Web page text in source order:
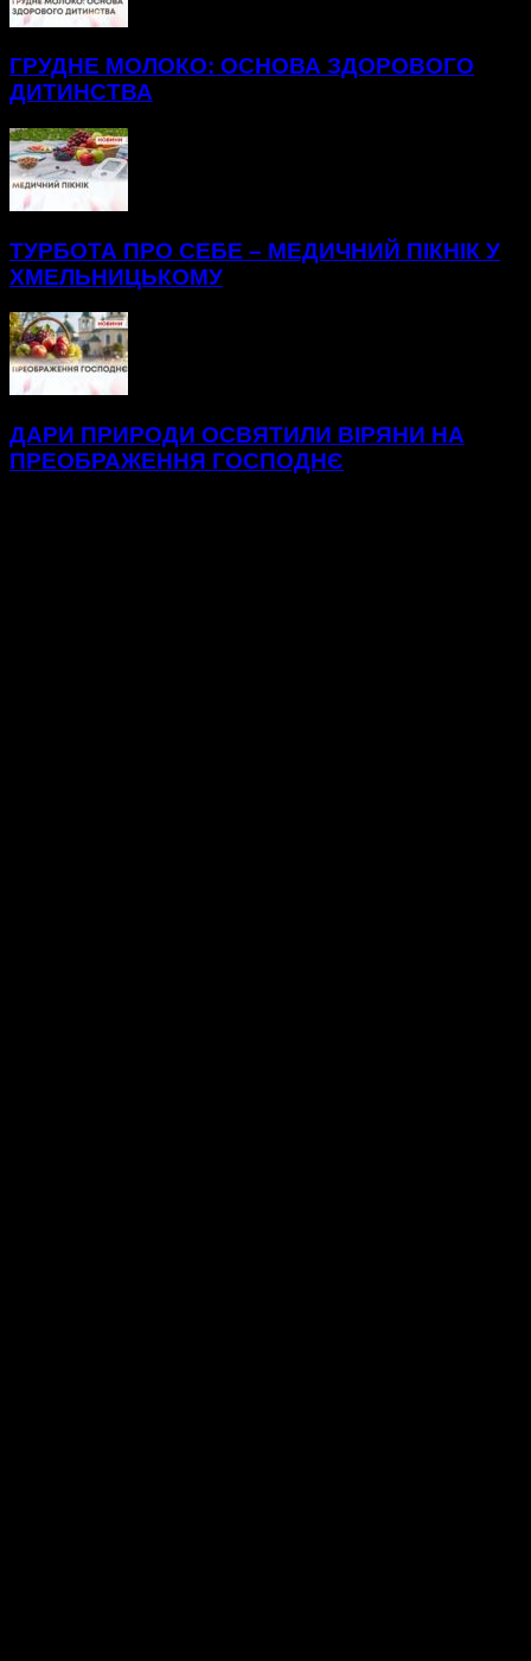
ГРУДНЕ МОЛОКО: ОСНОВА ЗДОРОВОГО
ДИТИНСТВА
ТУРБОТА ПРО СЕБЕ – МЕДИЧНИЙ ПІКНІК У
ХМЕЛЬНИЦЬКОМУ
ДАРИ ПРИРОДИ ОСВЯТИЛИ ВІРЯНИ НА
ПРЕОБРАЖЕННЯ ГОСПОДНЄ